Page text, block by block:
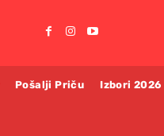
Pošalji Priču Izbori 2026